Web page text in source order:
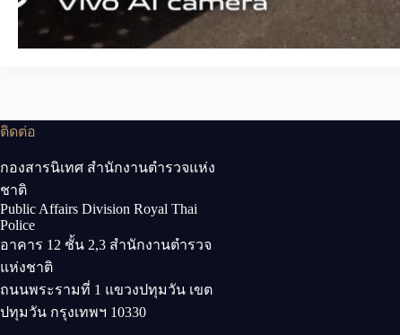
ติดต่อ
กองสารนิเทศ สำนักงานตำรวจแห่ง
ชาติ
Public Affairs Division Royal Thai
Police
อาคาร 12 ชั้น 2,3 สำนักงานตำรวจ
แห่งชาติ
ถนนพระรามที่ 1 แขวงปทุมวัน เขต
ปทุมวัน กรุงเทพฯ 10330